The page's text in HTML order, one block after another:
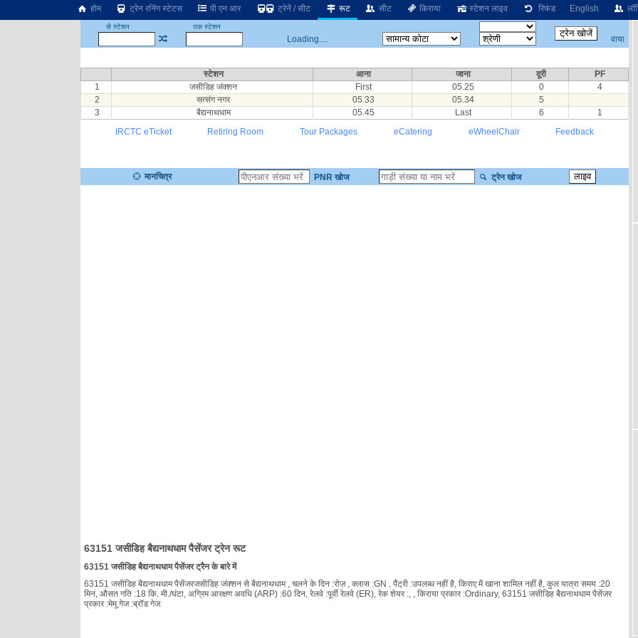
होम ट्रेन रनिंग स्टेटस पी एन आर ट्रेनें / सीट रूट सीट किराया स्टेशन लाइव रिफंड English
से स्टेशन तक स्टेशन
Loading.... वाया
स्टेशन आना जाना दूरी
PF
1
जसीडिह जंक्शन First 05.25 0
4
2
सत्संग नगर 05.33 05.34
5
3
बैद्यनाथधाम 05.45 Last 6
1
IRCTC eTicket
Retiring Room Tour Packages eCatering eWheelChair Feedback
मानचित्र PNR खोज ट्रेन खोज
63151 जसीडिह बैद्यनाथधाम पैसेंजर ट्रेन रूट
63151 जसीडिह बैद्यनाथधाम पैसेंजर ट्रैन के बारे में
63151 जसीडिह बैद्यनाथधाम पैसेंजरजसीडिह जंक्शन से बैद्यनाथधाम , चलने के दिन :रोज़ , क्लास :GN , पैंट्री :उपलब्ध नहीं है, किराए में खाना शामिल नहीं है, कुल यात्रा समय :20
मिन, औसत गति :18 कि. मी./घंटा, अग्रिम आरक्षण अवधि (ARP) :60 दिन, रेलवे :पूर्वी रेलवे (ER), रेक शेयर : , , किराया प्रकार :Ordinary, 63151 जसीडिह बैद्यनाथधाम पैसेंजर
प्रकार :मेमू गेज :ब्रॉड गेज